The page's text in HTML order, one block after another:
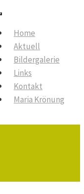
Home
Aktuell
Bildergalerie
Links
Kontakt
Maria Krönung